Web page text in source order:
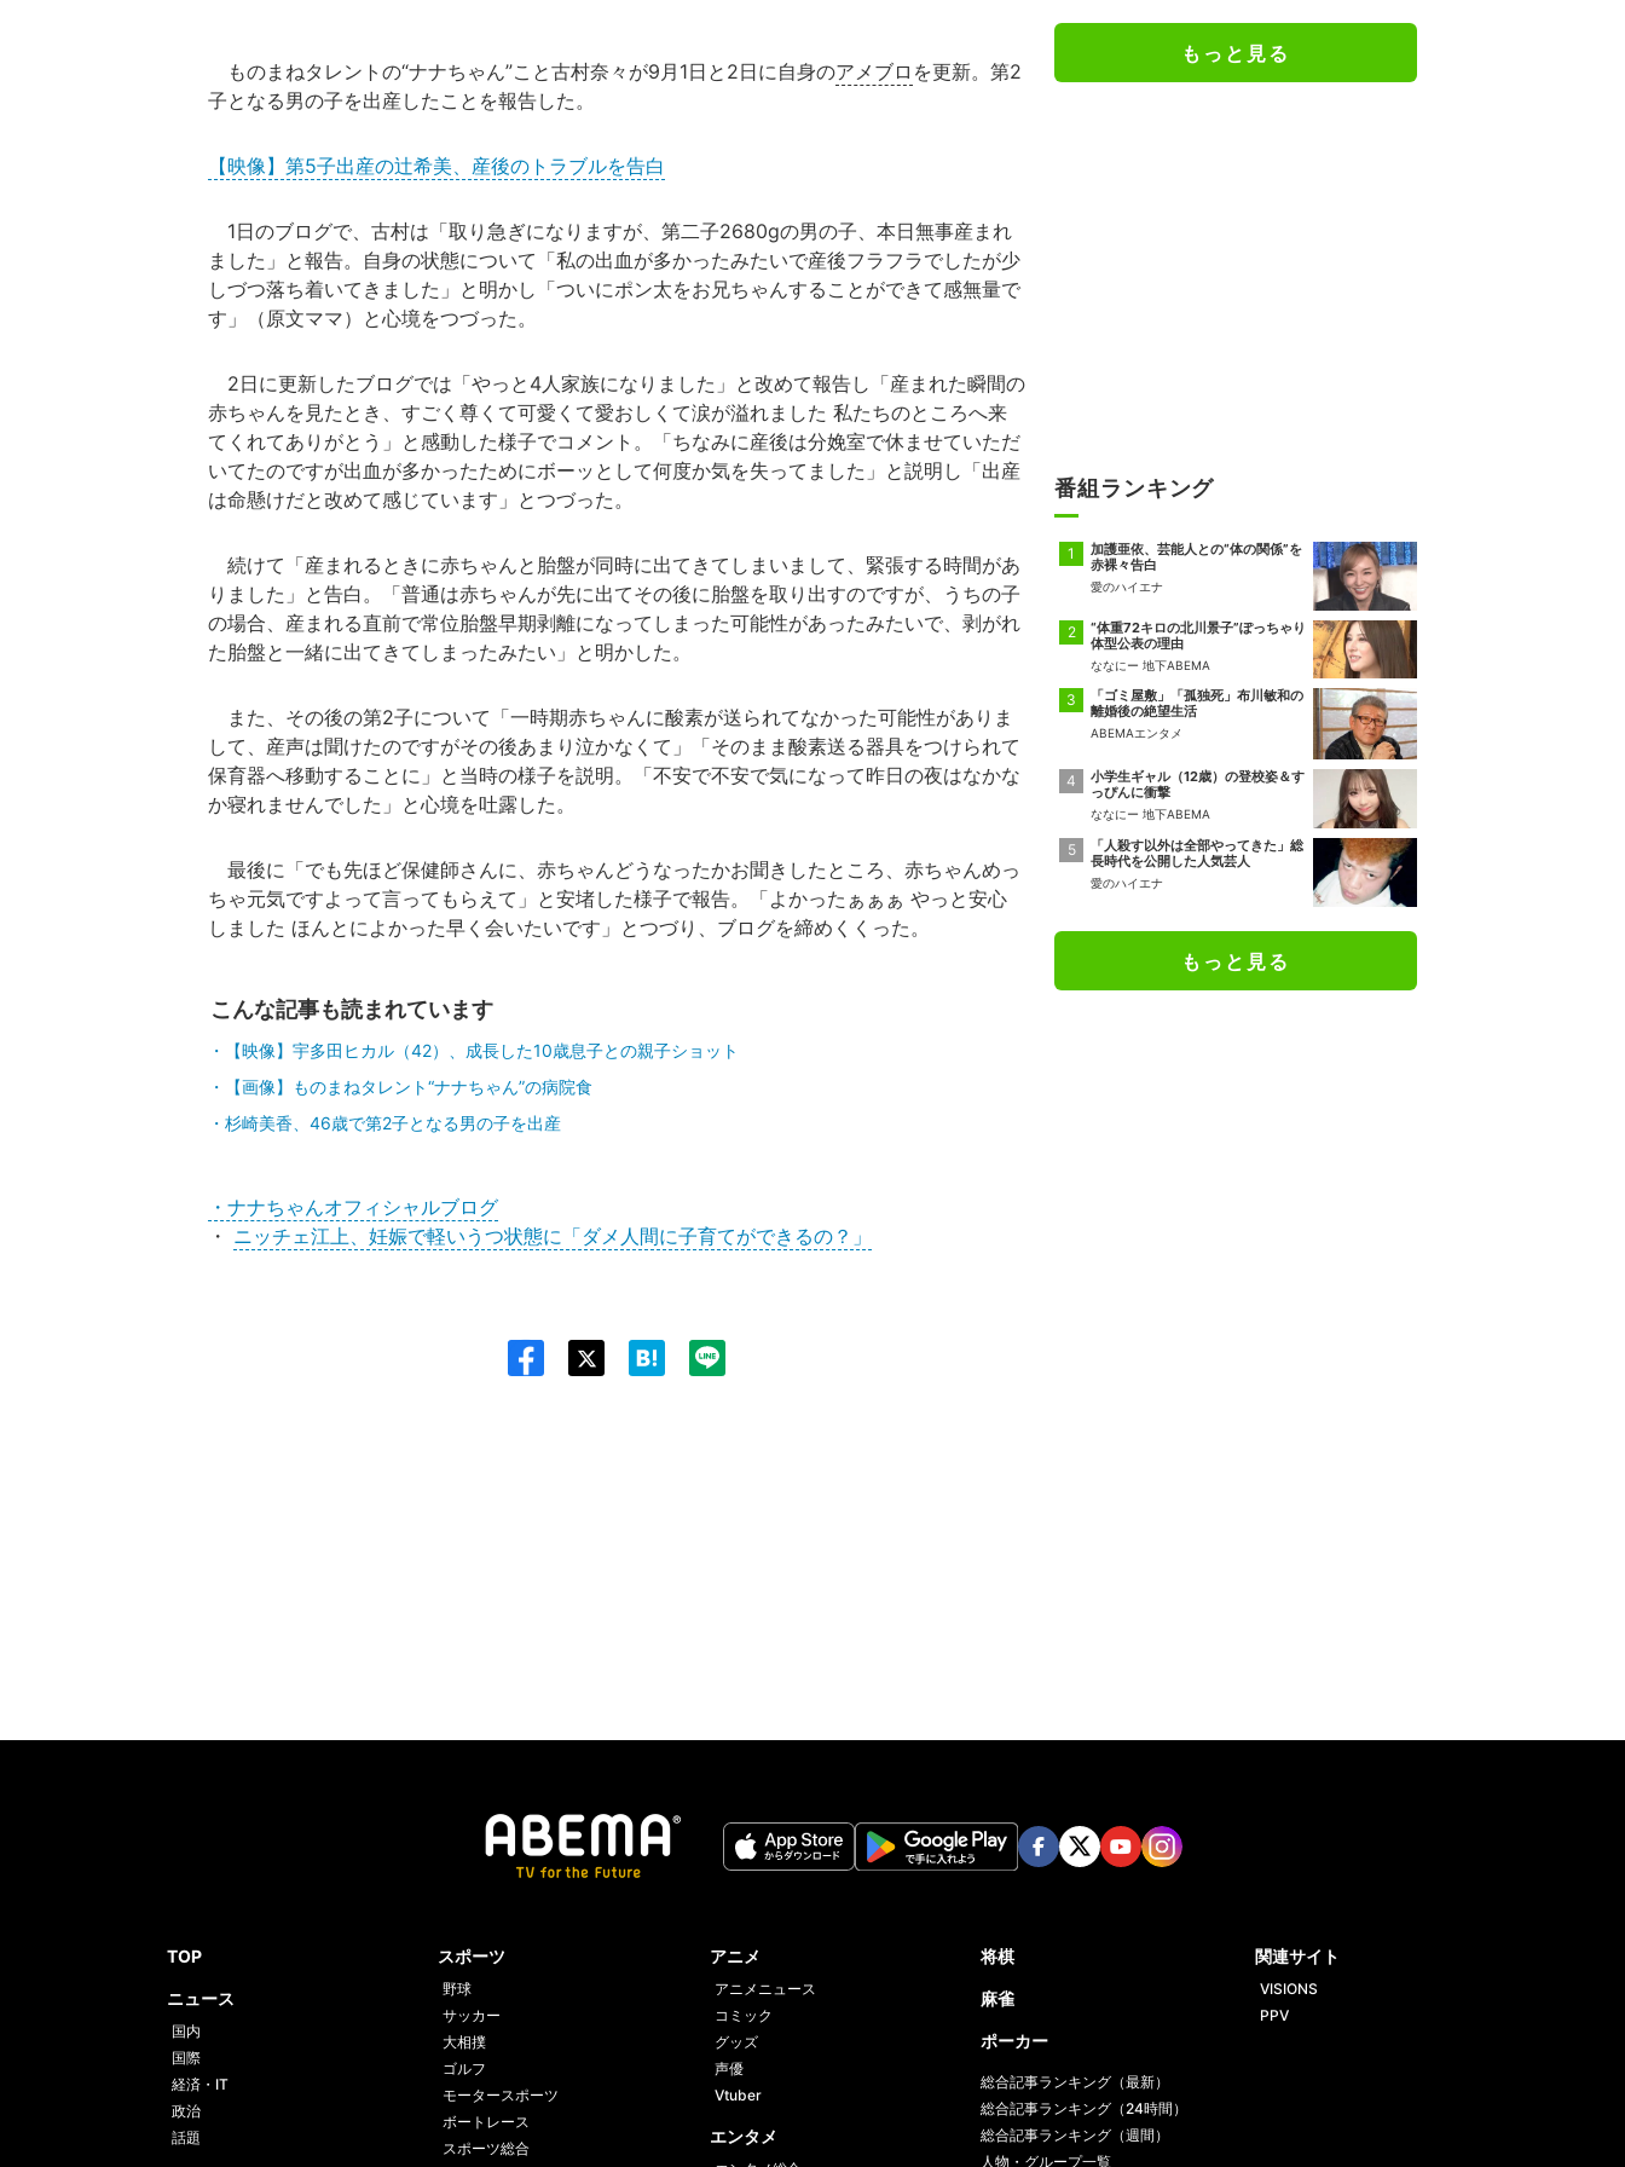
ものまねタレントの“ナナちゃん”こと古村奈々が9月1日と2日に自身のアメブロ を更新。第2
子となる男の子を出産したことを報告した。
【映像】第5子出産の辻󠄀希美、産後のトラブルを告白
1日のブログで、古村は「取り急ぎになりますが、第二子2680gの男の子、本日無事産まれ
ました」と報告。自身の状態について「私の出血が多かったみたいで産後フラフラでしたが少
しづつ落ち着いてきました」と明かし「ついにポン太をお兄ちゃんすることができて感無量で
す」（原文ママ）と心境をつづった。
2日に更新したブログでは「やっと4人家族になりました」と改めて報告し「産まれた瞬間の
赤ちゃんを見たとき、すごく尊くて可愛くて愛おしくて涙が溢れました 私たちのところへ来
てくれてありがとう」と感動した様子でコメント。「ちなみに産後は分娩室で休ませていただ
いてたのですが出血が多かったためにボーッとして何度か気を失ってました」と説明し「出産
は命懸けだと改めて感じています」とつづった。
続けて「産まれるときに赤ちゃんと胎盤が同時に出てきてしまいまして、緊張する時間があ
りました」と告白。「普通は赤ちゃんが先に出てその後に胎盤を取り出すのですが、うちの子
の場合、産まれる直前で常位胎盤早期剥離になってしまった可能性があったみたいで、剥がれ
た胎盤と一緒に出てきてしまったみたい」と明かした。
また、その後の第2子について「一時期赤ちゃんに酸素が送られてなかった可能性がありま
して、産声は聞けたのですがその後あまり泣かなくて」「そのまま酸素送る器具をつけられて
保育器へ移動することに」と当時の様子を説明。「不安で不安で気になって昨日の夜はなかな
か寝れませんでした」と心境を吐露した。
最後に「でも先ほど保健師さんに、赤ちゃんどうなったかお聞きしたところ、赤ちゃんめっ
ちゃ元気ですよって言ってもらえて」と安堵した様子で報告。「よかったぁぁぁ やっと安心
しました ほんとによかった早く会いたいです」とつづり、ブログを締めくくった。
こんな記事も読まれています
【映像】宇多田ヒカル（42）、成長した10歳息子との親子ショット
【画像】ものまねタレント“ナナちゃん”の病院食
杉崎美香、46歳で第2子となる男の子を出産
・ナナちゃんオフィシャルブログ
・ ニッチェ江上、妊娠で軽いうつ状態に「ダメ人間に子育てができるの？」
もっと見る
番組ランキング
加護亜依、芸能人との“体の関係”を
赤裸々告白
愛のハイエナ
“体重72キロの北川景子”ぽっちゃり
体型公表の理由
ななにー 地下ABEMA
「ゴミ屋敷」「孤独死」布川敏和の
離婚後の絶望生活
ABEMAエンタメ
小学生ギャル（12歳）の登校姿＆す
っぴんに衝撃
ななにー 地下ABEMA
「人殺す以外は全部やってきた」総
長時代を公開した人気芸人
愛のハイエナ
もっと見る
TOP
ニュース
国内
国際
経済・IT
政治
話題
スポーツ
野球
サッカー
大相撲
ゴルフ
モータースポーツ
ボートレース
スポーツ総合
アニメ
アニメニュース
コミック
グッズ
声優
Vtuber
エンタメ
将棋
麻雀
ポーカー
総合記事ランキング（最新）
総合記事ランキング（24時間）
総合記事ランキング（週間）
人物・グループ一覧
関連サイト
VISIONS
PPV